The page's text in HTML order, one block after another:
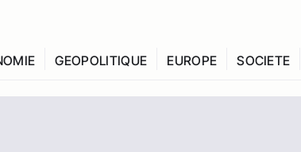
GEOPOLITIQUE EUROPE SOCIETE